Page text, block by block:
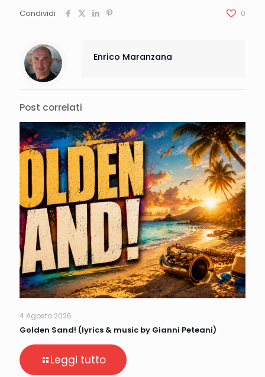
Condividi 0
Enrico Maranzana
Post correlati
4 Agosto 2026
Golden Sand! (lyrics & music by Gianni Peteani)
Leggi tutto